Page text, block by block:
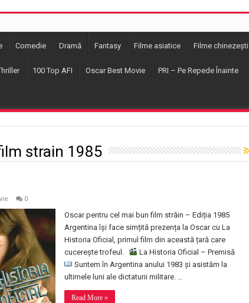
Comedie Dramă Fantasy Filme asiatice Filme chinezești
100 Top AFI Oscar Best Movie PRI – Pe Repede Înainte
strain 1985
0
Oscar pentru cel mai bun film străin – Ediția 1985
Argentina își face simțită prezența la Oscar cu La
Historia Oficial, primul film din această țară care
cucerește trofeul.
La Historia Oficial – Premisă
Suntem în Argentina anului 1983 și asistăm la
ultimele luni ale dictaturii militare. …
Read More »